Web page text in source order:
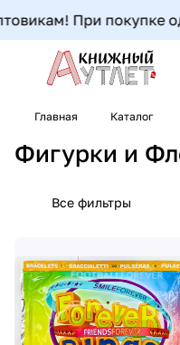
При покупке
Главная Каталог
Фигурки и
Все фильтры